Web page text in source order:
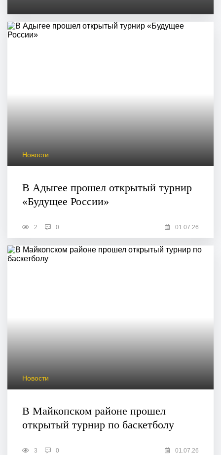
Новости
В Адыгее прошел открытый турнир
«Будущее России»
2 0 01.07.26
Новости
В Майкопском районе прошел
открытый турнир по баскетболу
3 0 01.07.26